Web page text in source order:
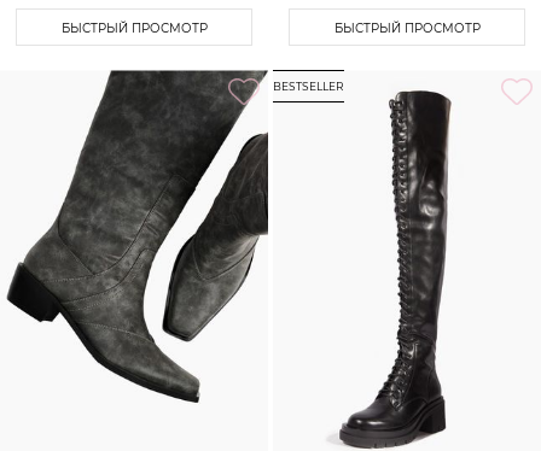
БЫСТРЫЙ ПРОСМОТР БЫСТРЫЙ ПРОСМОТР
BESTSELLER